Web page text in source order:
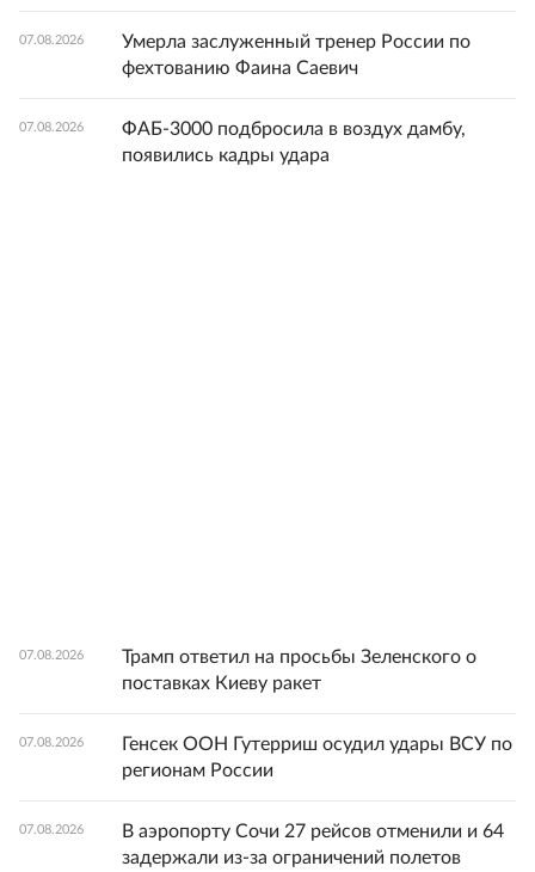
07.08.2026
Умерла заслуженный тренер России по
фехтованию Фаина Саевич
07.08.2026
ФАБ-3000 подбросила в воздух дамбу,
появились кадры удара
07.08.2026
Трамп ответил на просьбы Зеленского о
поставках Киеву ракет
07.08.2026
Генсек ООН Гутерриш осудил удары ВСУ по
регионам России
07.08.2026
В аэропорту Сочи 27 рейсов отменили и 64
задержали из-за ограничений полетов